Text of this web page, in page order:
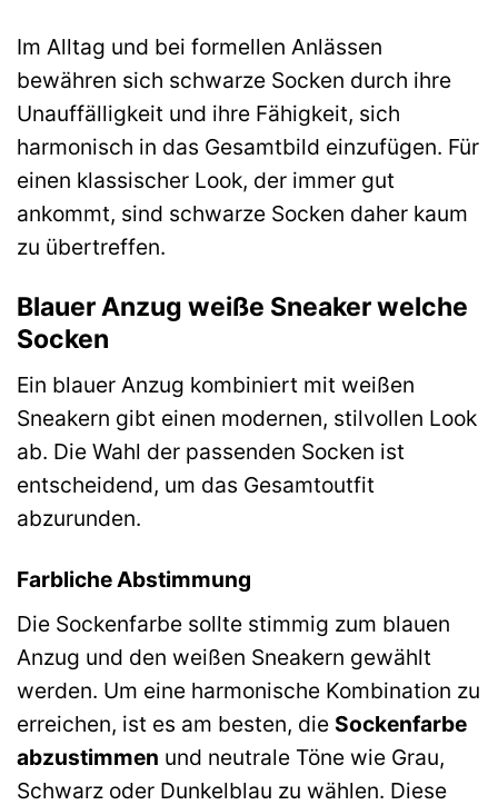
Im Alltag und bei formellen Anlässen
bewähren sich schwarze Socken durch ihre
Unauffälligkeit und ihre Fähigkeit, sich
harmonisch in das Gesamtbild einzufügen. Für
einen klassischer Look, der immer gut
ankommt, sind schwarze Socken daher kaum
zu übertreffen.
Blauer Anzug weiße Sneaker welche
Socken
Ein blauer Anzug kombiniert mit weißen
Sneakern gibt einen modernen, stilvollen Look
ab. Die Wahl der passenden Socken ist
entscheidend, um das Gesamtoutfit
abzurunden.
Farbliche Abstimmung
Die Sockenfarbe sollte stimmig zum blauen
Anzug und den weißen Sneakern gewählt
werden. Um eine harmonische Kombination zu
erreichen, ist es am besten, die Sockenfarbe
abzustimmen und neutrale Töne wie Grau,
Schwarz oder Dunkelblau zu wählen. Diese